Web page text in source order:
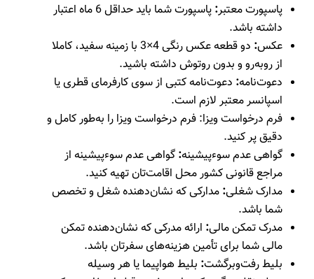
پاسپورت معتبر:
پاسپورت شما باید حداقل 6 ماه اعتبار
داشته باشد.
عکس:
دو قطعه عکس رنگی 4×3 با زمینه سفید، کاملا
از روبه‌رو و بدون روتوش داشته باشید.
دعوت‌نامه: دعوت‌نامه کتبی از سوی کارفرمای قطری یا
اسپانسر معتبر لازم است.
فرم درخواست ویزا: فرم درخواست ویزا را به‌طور کامل و
دقیق پر کنید.
گواهی عدم سوءپیشینه: گواهی عدم سوءپیشینه از
مراجع قانونی کشور محل اقامت‌تان تهیه کنید.
مدارک شغلی: مدارکی که نشان‌دهنده شغل و تخصص
شما باشد.
مدرک تمکن مالی: ارائه مدرکی که نشان‌دهنده تمکن
مالی شما برای تأمین هزینه‌های سفرتان باشد.
بلیط رفت‌وبرگشت: بلیط هواپیما یا هر وسیله